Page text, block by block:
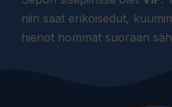
niin saat erikoisedut,
hienot hommat suoraan